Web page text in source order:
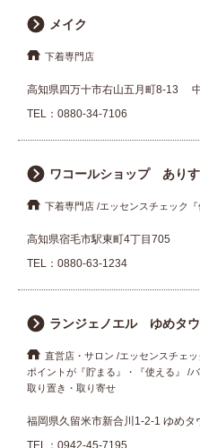
メイク
下着専門店
高知県四万十市右山五月町8-13
TEL： 0880-34-7106
ワコールショップ ありす
下着専門店 エッセンスチェック『
高知県宿毛市駅東町4丁目705
TEL： 0880-63-1234
ランジェノエル ゆめタ
直営店・サロン
エッセンスチェッ
ポイントが『貯まる』・『使える』
取り置き・取り寄せ
福岡県久留米市新合川1-2-1 ゆめ
TEL： 0942-45-7195